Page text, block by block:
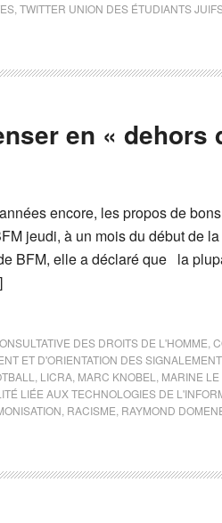
TWITTER UNION DES ÉTUDIANTS
en « dehors
encore, les propos de
jeudi, à un mois du début de
BFM, elle a déclaré que la
DES DROITS DE L'HOMME
ET D'ORIENTATION DES
LICRA MARC KNOBEL MARINE LE
LIÉE AUX TECHNOLOGIES DE
RACISME RAYMOND